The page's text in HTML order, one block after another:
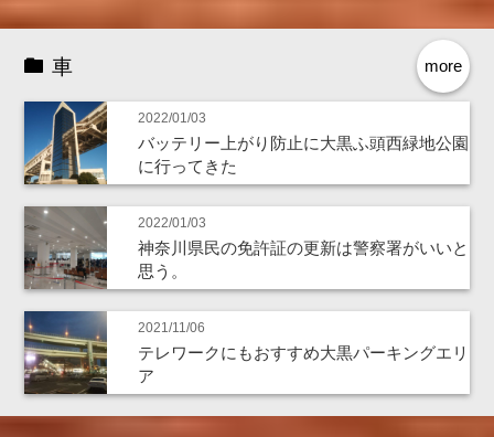
more
車
2022/01/03
バッテリー上がり防止に大黒ふ頭西緑地公園
に行ってきた
2022/01/03
神奈川県民の免許証の更新は警察署がいいと
思う。
2021/11/06
テレワークにもおすすめ大黒パーキングエリ
ア